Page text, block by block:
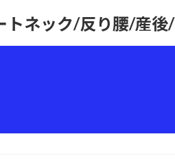
ネック/反り腰/産